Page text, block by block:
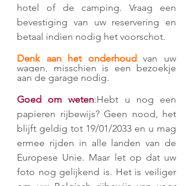
hotel of de camping. Vraag een
bevestiging van uw reservering en
betaal indien nodig het voorschot.
Denk aan het onderhoud van uw
wagen, misschien is een bezoekje
aan de garage nodig.
Goed om weten:Hebt u nog een
papieren rijbewijs? Geen nood, het
blijft geldig tot 19/01/2033 en u mag
ermee rijden in alle landen van de
Europese Unie. Maar let op dat uw
foto nog gelijkend is. Het is veiliger